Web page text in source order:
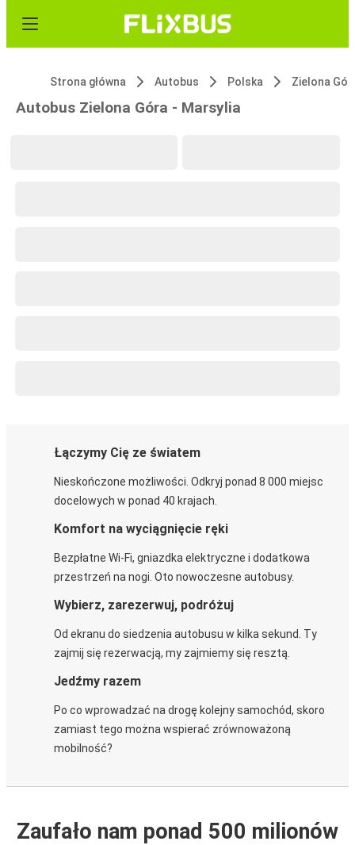
Strona główna Autobus Polska Zielona
Autobus Zielona Góra - Marsylia
Łączymy Cię ze światem
Nieskończone możliwości. Odkryj ponad 8 000 miejsc
docelowych w ponad 40 krajach.
Komfort na wyciągnięcie ręki
Bezpłatne Wi-Fi, gniazdka elektryczne i dodatkowa
przestrzeń na nogi. Oto nowoczesne autobusy.
Wybierz, zarezerwuj, podróżuj
Od ekranu do siedzenia autobusu w kilka sekund. Ty
zajmij się rezerwacją, my zajmiemy się resztą.
Jedźmy razem
Po co wprowadzać na drogę kolejny samochód, skoro
zamiast tego można wspierać zrównoważoną
mobilność?
Zaufało nam ponad 500 milionów